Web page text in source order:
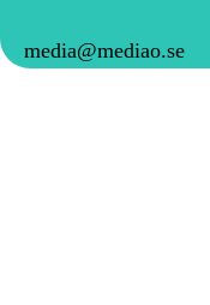
media@mediao.se